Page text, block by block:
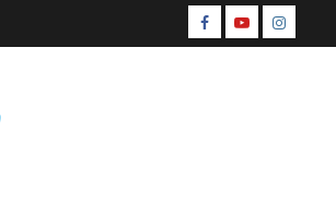
Facebook
Youtube
CŞE